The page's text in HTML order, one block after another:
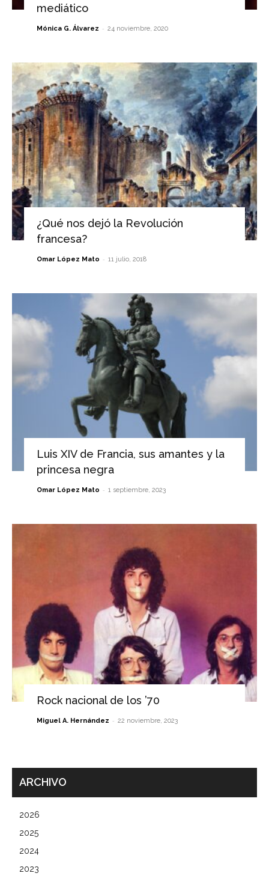
mediático
Mónica G. Álvarez - 24 noviembre, 2020
¿Qué nos dejó la Revolución
francesa?
Omar López Mato - 11 julio, 2018
Luis XIV de Francia, sus amantes y la
princesa negra
Omar López Mato - 1 septiembre, 2023
Rock nacional de los ’70
Miguel A. Hernández - 22 noviembre, 2023
ARCHIVO
2026
2025
2024
2023